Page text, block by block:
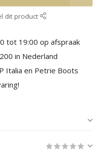
dit product
tot 19:00 op afspraak
in Nederland
Italia en Petrie Boots